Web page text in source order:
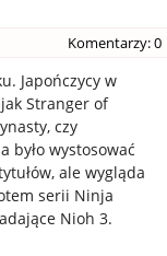
Komentarzy: 0
Japończycy w
Stranger of
czy
było wystosować
ale wygląda
serii Ninja
Nioh 3.